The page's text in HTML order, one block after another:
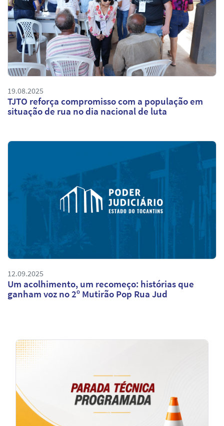
19.08.2025
TJTO reforça compromisso com a população em
situação de rua no dia nacional de luta
12.09.2025
Um acolhimento, um recomeço: histórias que
ganham voz no 2º Mutirão Pop Rua Jud
Notícias
em